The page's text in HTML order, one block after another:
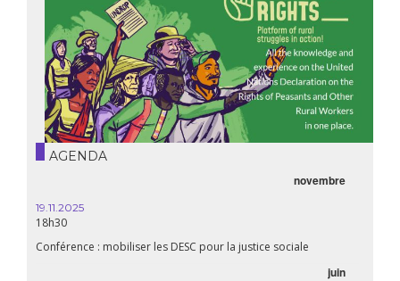
AGENDA
novembre
19.11.2025
18h30
Conférence : mobiliser les DESC pour la justice sociale
juin